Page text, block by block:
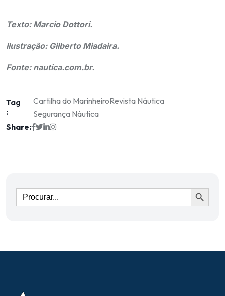
Texto: Marcio Dottori.
Ilustração: Gilberto Miadaira.
Fonte: nautica.com.br.
Tag
:
Cartilha do MarinheiroRevista Náutica
Segurança Náutica
Share:
Ir